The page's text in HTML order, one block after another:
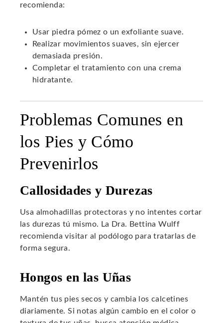
recomienda:
Usar piedra pómez o un exfoliante suave.
Realizar movimientos suaves, sin ejercer
demasiada presión.
Completar el tratamiento con una crema
hidratante.
Problemas Comunes en
los Pies y Cómo
Prevenirlos
Callosidades y Durezas
Usa almohadillas protectoras y no intentes cortar
las durezas tú mismo. La Dra. Bettina Wulff
recomienda visitar al podólogo para tratarlas de
forma segura.
Hongos en las Uñas
Mantén tus pies secos y cambia los calcetines
diariamente. Si notas algún cambio en el color o